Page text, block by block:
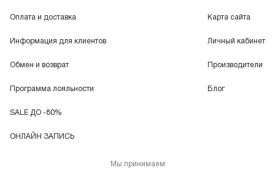
Оплата и доставка
Информация для клиентов
Обмен и возврат
Программа лояльности
SALE ДО -80%
ОНЛАЙН ЗАПИСЬ
Карта сайта
Личный кабинет
Производители
Блог
Мы принимаем